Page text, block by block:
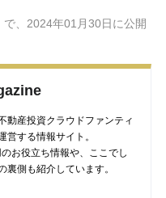
、2024年01月30日に公開
動産投資クラウドファンティ
営する情報サイト。
お役立ち情報や、ここでし
裏側も紹介しています。